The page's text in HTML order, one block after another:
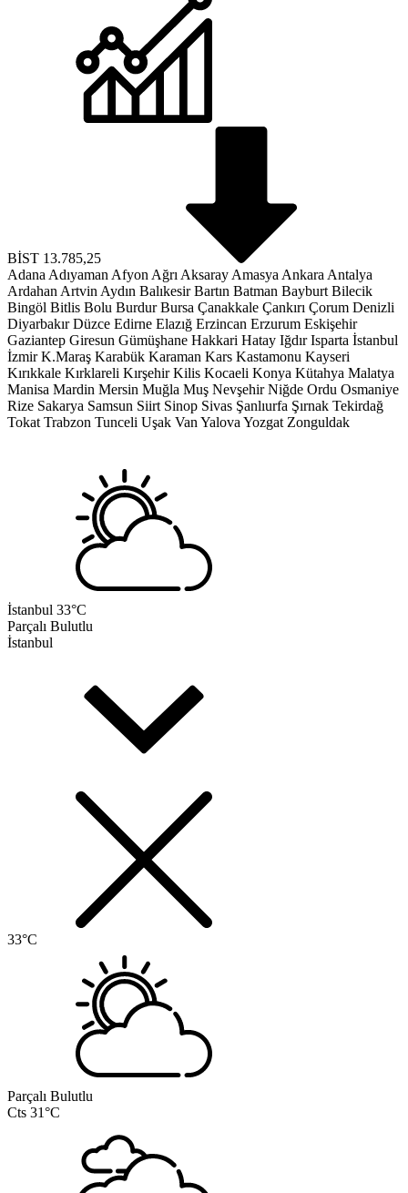
BİST 13.785,25
Adana Adıyaman Afyon Ağrı Aksaray Amasya Ankara Antalya
Ardahan Artvin Aydın Balıkesir Bartın Batman Bayburt Bilecik
Bingöl Bitlis Bolu Burdur Bursa Çanakkale Çankırı Çorum Denizli
Diyarbakır Düzce Edirne Elazığ Erzincan Erzurum Eskişehir
Gaziantep Giresun Gümüşhane Hakkari Hatay Iğdır Isparta İstanbul
İzmir K.Maraş Karabük Karaman Kars Kastamonu Kayseri
Kırıkkale Kırklareli Kırşehir Kilis Kocaeli Konya Kütahya Malatya
Manisa Mardin Mersin Muğla Muş Nevşehir Niğde Ordu Osmaniye
Rize Sakarya Samsun Siirt Sinop Sivas Şanlıurfa Şırnak Tekirdağ
Tokat Trabzon Tunceli Uşak Van Yalova Yozgat Zonguldak
İstanbul 33°C
Parçalı Bulutlu
İstanbul
33°C
Parçalı Bulutlu
Cts 31°C